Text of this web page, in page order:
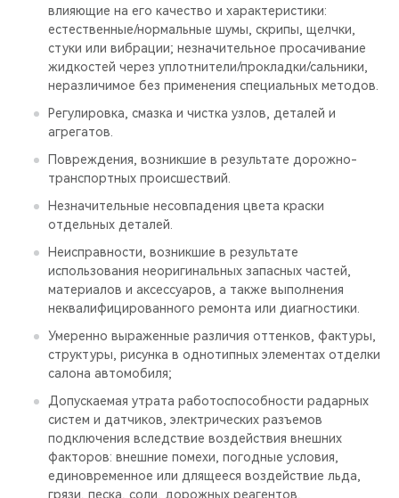
влияющие на его качество и характеристики:
естественные/нормальные шумы, скрипы, щелчки,
стуки или вибрации; незначительное просачивание
жидкостей через уплотнители/прокладки/сальники,
неразличимое без применения специальных методов.
Регулировка, смазка и чистка узлов, деталей и
агрегатов.
Повреждения, возникшие в результате дорожно-
транспортных происшествий.
Незначительные несовпадения цвета краски
отдельных деталей.
Неисправности, возникшие в результате
использования неоригинальных запасных частей,
материалов и аксессуаров, а также выполнения
неквалифицированного ремонта или диагностики.
Умеренно выраженные различия оттенков, фактуры,
структуры, рисунка в однотипных элементах отделки
салона автомобиля;
Допускаемая утрата работоспособности радарных
систем и датчиков, электрических разъемов
подключения вследствие воздействия внешних
факторов: внешние помехи, погодные условия,
единовременное или длящееся воздействие льда,
грязи, песка, соли, дорожных реагентов,